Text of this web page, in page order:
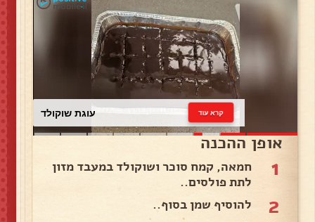
עוגת שוקולד קרא עוד
אופן ההכנה
1
חמאה, קמח סוכר ושוקולד במעבד מזון
לתת פולסים..
2 להוסיף שמן בסוף..